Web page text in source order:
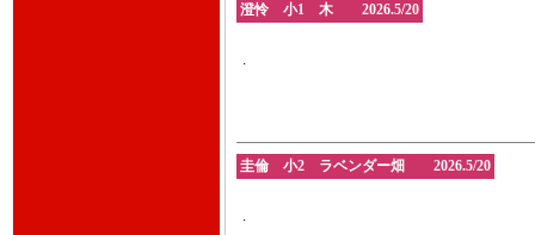
澄怜 小1 木 2026.5/20
.
圭倫 小2 ラベンダー畑 2026.5/20
.